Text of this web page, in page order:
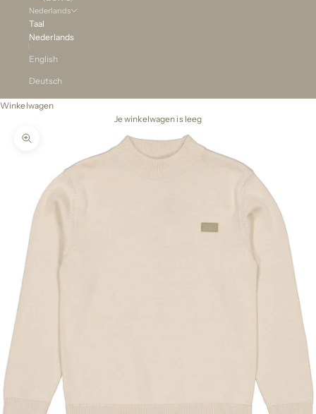
Nederlands
Taal
Nederlands
English
Deutsch
Winkelwagen
Je winkelwagen is leeg
In-/uitzoomen